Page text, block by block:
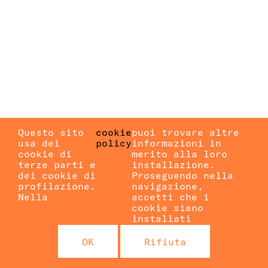
Questo sito
usa dei
cookie di
terze parti e
dei cookie di
profilazione.
Nella
cookie
policy
puoi trovare altre
informazioni in
merito alla loro
installazione.
Proseguendo nella
navigazione,
accetti che i
cookie siano
installati
OK Rifiuta